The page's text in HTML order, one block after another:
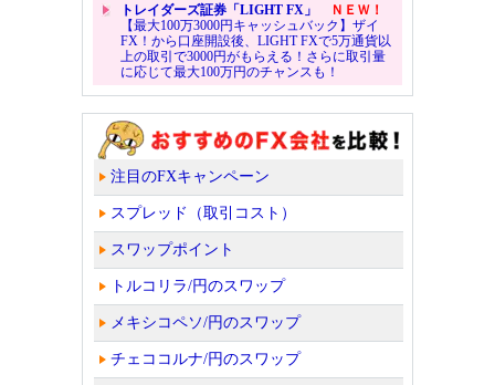
トレイダーズ証券「LIGHT FX」
ＮＥＷ！
【最大100万3000円キャッシュバック】ザイ
FX！から口座開設後、LIGHT FXで5万通貨以
上の取引で3000円がもらえる！さらに取引量
に応じて最大100万円のチャンスも！
注目のFXキャンペーン
スプレッド（取引コスト）
スワップポイント
トルコリラ/円のスワップ
メキシコペソ/円のスワップ
チェココルナ/円のスワップ